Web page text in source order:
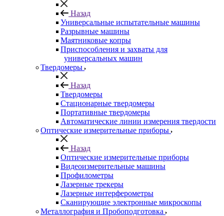
Назад
Универсальные испытательные машины
Разрывные машины
Маятниковые копры
Приспособления и захваты для
универсальных машин
Твердомеры
Назад
Твердомеры
Стационарные твердомеры
Портативные твердомеры
Автоматические линии измерения твердости
Оптические измерительные приборы
Назад
Оптические измерительные приборы
Видеоизмерительные машины
Профилометры
Лазерные трекеры
Лазерные интерферометры
Сканирующие электронные микроскопы
Металлография и Пробоподготовка